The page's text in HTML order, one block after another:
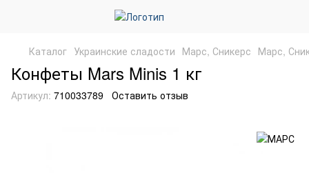
Каталог Украинские сладости Марс, Сникерс Марс,
Конфеты Mars Minis 1 кг
Артикул: 710033789 Оставить отзыв